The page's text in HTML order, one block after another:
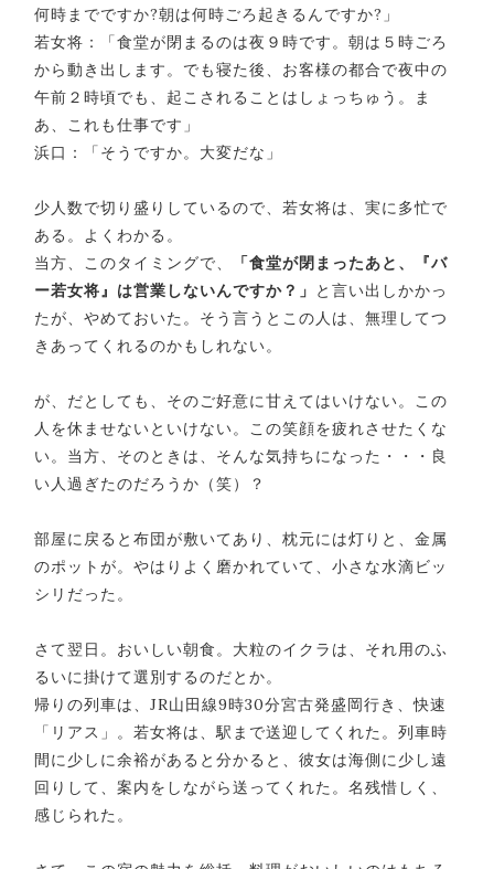
何時までですか?朝は何時ごろ起きるんですか?」
若女将：「食堂が閉まるのは夜９時です。朝は５時ごろ
から動き出します。でも寝た後、お客様の都合で夜中の
午前２時頃でも、起こされることはしょっちゅう。ま
あ、これも仕事です」
浜口：「そうですか。大変だな」
少人数で切り盛りしているので、若女将は、実に多忙で
ある。よくわかる。
当方、このタイミングで、
「食堂が閉まったあと、『バ
ー若女将』は営業しないんですか？」 と言い出しかかっ
たが、やめておいた。そう言うとこの人は、無理してつ
きあってくれるのかもしれない。
が、だとしても、そのご好意に甘えてはいけない。この
人を休ませないといけない。この笑顔を疲れさせたくな
い。当方、そのときは、そんな気持ちになった・・・良
い人過ぎたのだろうか（笑）？
部屋に戻ると布団が敷いてあり、枕元には灯りと、金属
のポットが。やはりよく磨かれていて、小さな水滴ビッ
シリだった。
さて翌日。おいしい朝食。大粒のイクラは、それ用のふ
るいに掛けて選別するのだとか。
帰りの列車は、JR山田線9時30分宮古発盛岡行き、快速
「リアス」。若女将は、駅まで送迎してくれた。列車時
間に少しに余裕があると分かると、彼女は海側に少し遠
回りして、案内をしながら送ってくれた。名残惜しく、
感じられた。